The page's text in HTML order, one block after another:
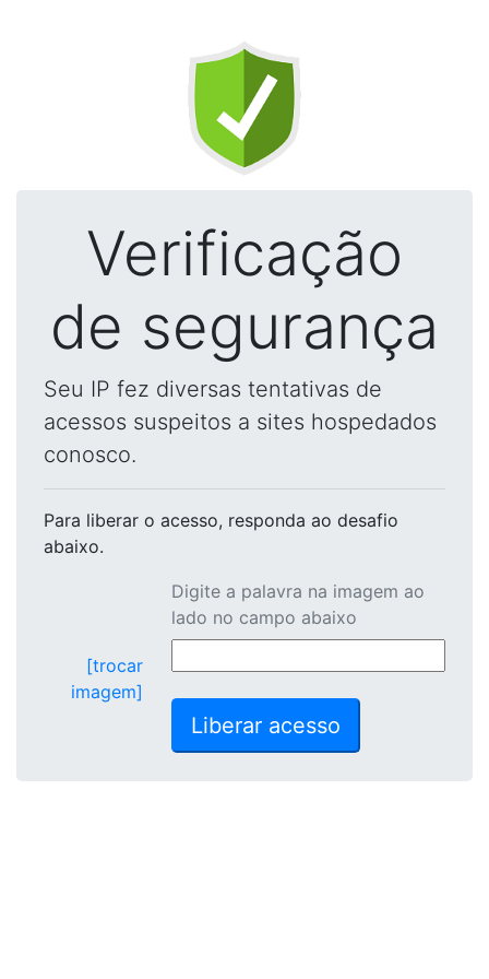
Verificação
de segurança
Seu IP fez diversas tentativas de
acessos suspeitos a sites hospedados
conosco.
Para liberar o acesso, responda ao desafio
abaixo.
[trocar
imagem]
Digite a palavra na imagem ao
lado no campo abaixo